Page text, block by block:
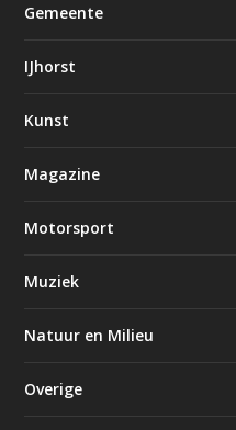
Gemeente
IJhorst
Kunst
Magazine
Motorsport
Muziek
Natuur en Milieu
Overige